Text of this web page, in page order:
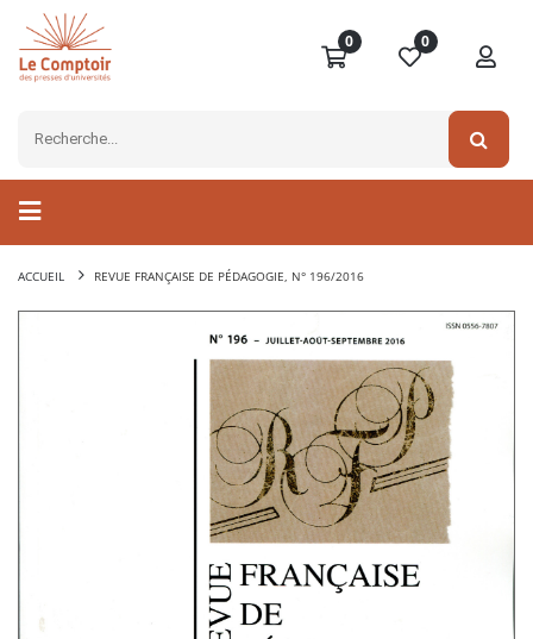
0 0
ACCUEIL REVUE FRANÇAISE DE PÉDAGOGIE, N° 196/2016